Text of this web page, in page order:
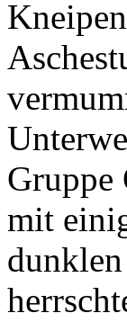
Gruppe
mit